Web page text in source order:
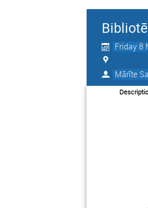
Friday 8
Mārīte